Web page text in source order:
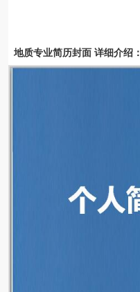
地质专业简历封面 详细介绍：